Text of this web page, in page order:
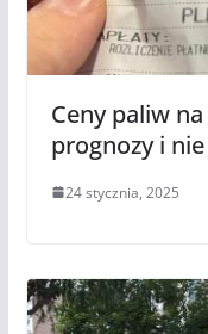
Ceny paliw
prognozy i
24 stycznia, 2025